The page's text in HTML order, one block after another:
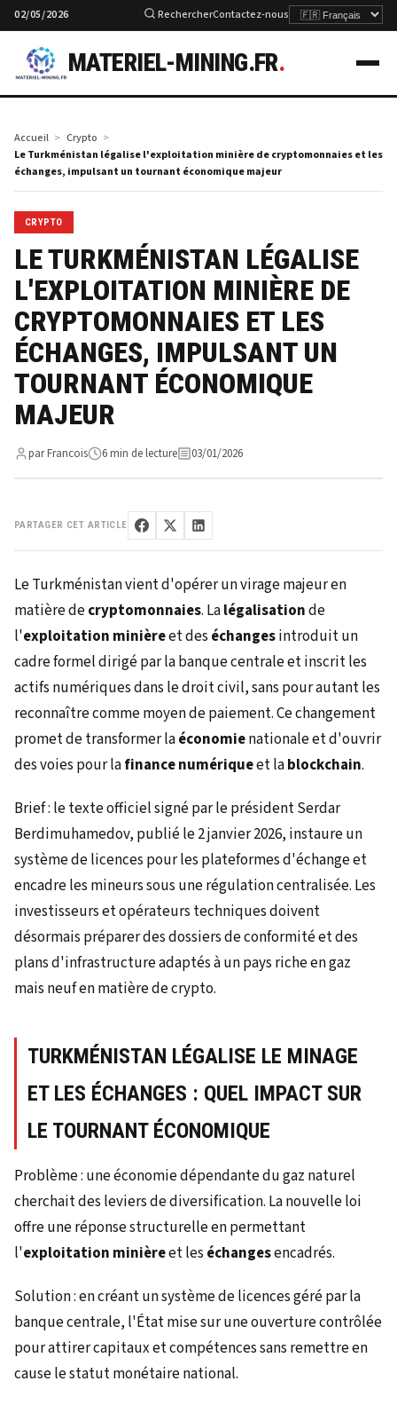
02/05/2026 RechercherContactez-nous
MATERIEL-MINING.FR.
Accueil
Crypto
Le Turkménistan légalise l'exploitation minière de cryptomonnaies et les
échanges, impulsant un tournant économique majeur
CRYPTO
LE TURKMÉNISTAN LÉGALISE
L'EXPLOITATION MINIÈRE DE
CRYPTOMONNAIES ET LES
ÉCHANGES, IMPULSANT UN
TOURNANT ÉCONOMIQUE
MAJEUR
par Francois 6 min de lecture 03/01/2026
PARTAGER CET ARTICLE
Le Turkménistan vient d'opérer un virage majeur en
matière decryptomonnaies. Lalégalisationde
l'exploitation minièreet des échangesintroduit un
cadre formel dirigé par la banque centrale et inscrit les
actifs numériques dans le droit civil, sans pour autant les
reconnaître comme moyen de paiement. Ce changement
promet de transformer laéconomienationale et d'ouvrir
des voies pour lafinance numériqueet lablockchain.
Brief : le texte officiel signé par le président Serdar
Berdimuhamedov, publié le 2 janvier 2026, instaure un
système de licences pour les plateformes d'échange et
encadre les mineurs sous une régulation centralisée. Les
investisseurs et opérateurs techniques doivent
désormais préparer des dossiers de conformité et des
plans d'infrastructure adaptés à un pays riche en gaz
mais neuf en matière de crypto.
TURKMÉNISTAN LÉGALISE LE MINAGE
ET LES ÉCHANGES : QUEL IMPACT SUR
LE TOURNANT ÉCONOMIQUE
Problème : une économie dépendante du gaz naturel
cherchait des leviers de diversification. La nouvelle loi
offre une réponse structurelle en permettant
l'exploitation minièreet les échangesencadrés.
Solution : en créant un système de licences géré par la
banque centrale, l'État mise sur une ouverture contrôlée
pour attirer capitaux et compétences sans remettre en
cause le statut monétaire national.